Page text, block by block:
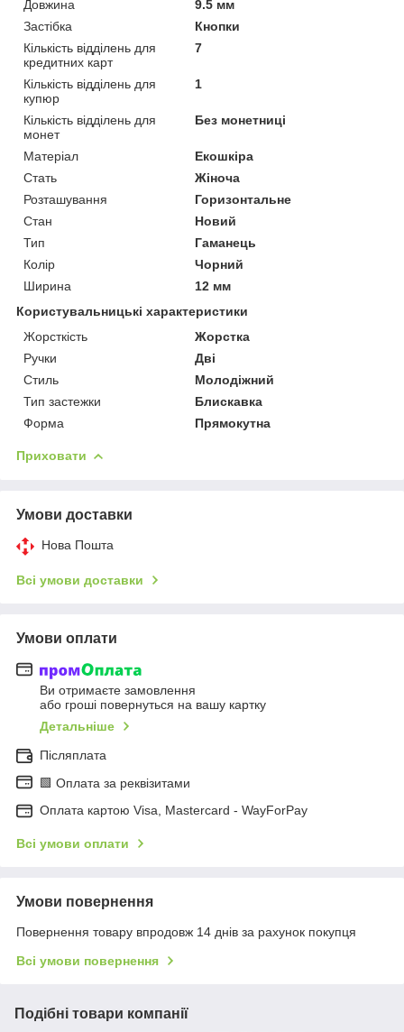
Довжина
9.5 мм
Застібка
Кнопки
Кількість відділень для
кредитних карт
7
Кількість відділень для
купюр
1
Кількість відділень для
монет
Без монетниці
Матеріал
Екошкіра
Стать
Жіноча
Розташування
Горизонтальне
Стан
Новий
Тип
Гаманець
Колір
Чорний
Ширина
12 мм
Користувальницькі характеристики
Жорсткість
Жорстка
Ручки
Дві
Стиль
Молодіжний
Тип застежки
Блискавка
Форма
Прямокутна
Приховати
Умови доставки
Нова Пошта
Всі умови доставки
Умови оплати
Ви отримаєте замовлення
або гроші повернуться на вашу картку
Детальніше
Післяплата
🟩 Оплата за реквізитами
Оплата картою Visa, Mastercard - WayForPay
Всі умови оплати
Умови повернення
Повернення товару впродовж 14 днів за рахунок покупця
Всі умови повернення
Подібні товари компанії